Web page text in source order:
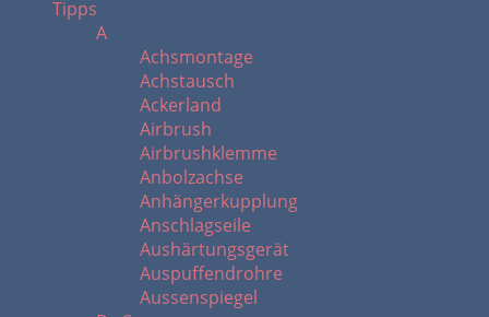
Tipps
A
Achsmontage
Achstausch
Ackerland
Airbrush
Airbrushklemme
Anbolzachse
Anhängerkupplung
Anschlagseile
Aushärtungsgerät
Auspuffendrohre
Aussenspiegel